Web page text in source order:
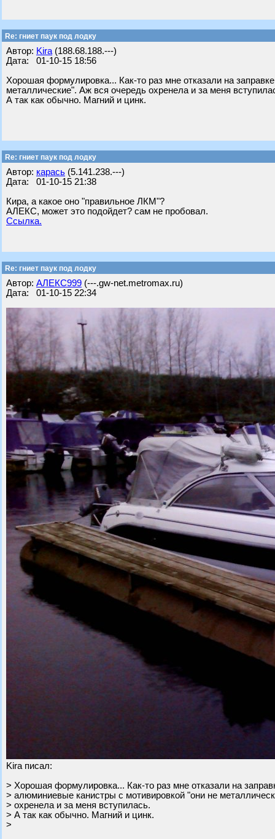
Re: гниет паук под лодку
Автор: Kira (188.68.188.---)
Дата: 01-10-15 18:56
Хорошая формулировка... Как-то раз мне отказали на
металлические". Аж вся очередь охренела и за меня
А так как обычно. Магний и цинк.
Re: гниет паук под лодку
Автор: карась (5.141.238.---)
Дата: 01-10-15 21:38
Кира, а какое оно "правильное ЛКМ"?
АЛЕКС, может это подойдет? сам не пробовал.
Ссылка.
Re: гниет паук под лодку
Автор: АЛЕКС999 (---.gw-net.metromax.ru)
Дата: 01-10-15 22:34
Kira писал:
> Хорошая формулировка... Как-то раз мне отказали на
> алюминиевые канистры с мотивировкой "они не
> охренела и за меня вступилась.
> А так как обычно. Магний и цинк.
>